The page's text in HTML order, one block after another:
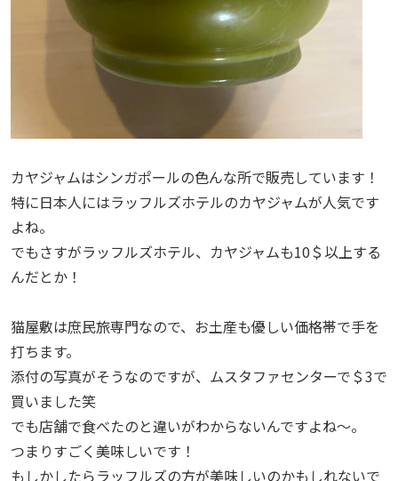
カヤジャムはシンガポールの色んな所で販売しています！
特に日本人にはラッフルズホテルのカヤジャムが人気です
よね。
でもさすがラッフルズホテル、カヤジャムも10＄以上する
んだとか！
猫屋敷は庶民旅専門なので、お土産も優しい価格帯で手を
打ちます。
添付の写真がそうなのですが、ムスタファセンターで＄3で
買いました笑
でも店舗で食べたのと違いがわからないんですよね～。
つまりすごく美味しいです！
もしかしたらラッフルズの方が美味しいのかもしれないで